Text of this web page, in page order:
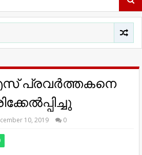
പ്രവര്‍ത്തകനെ
10, 2019 0